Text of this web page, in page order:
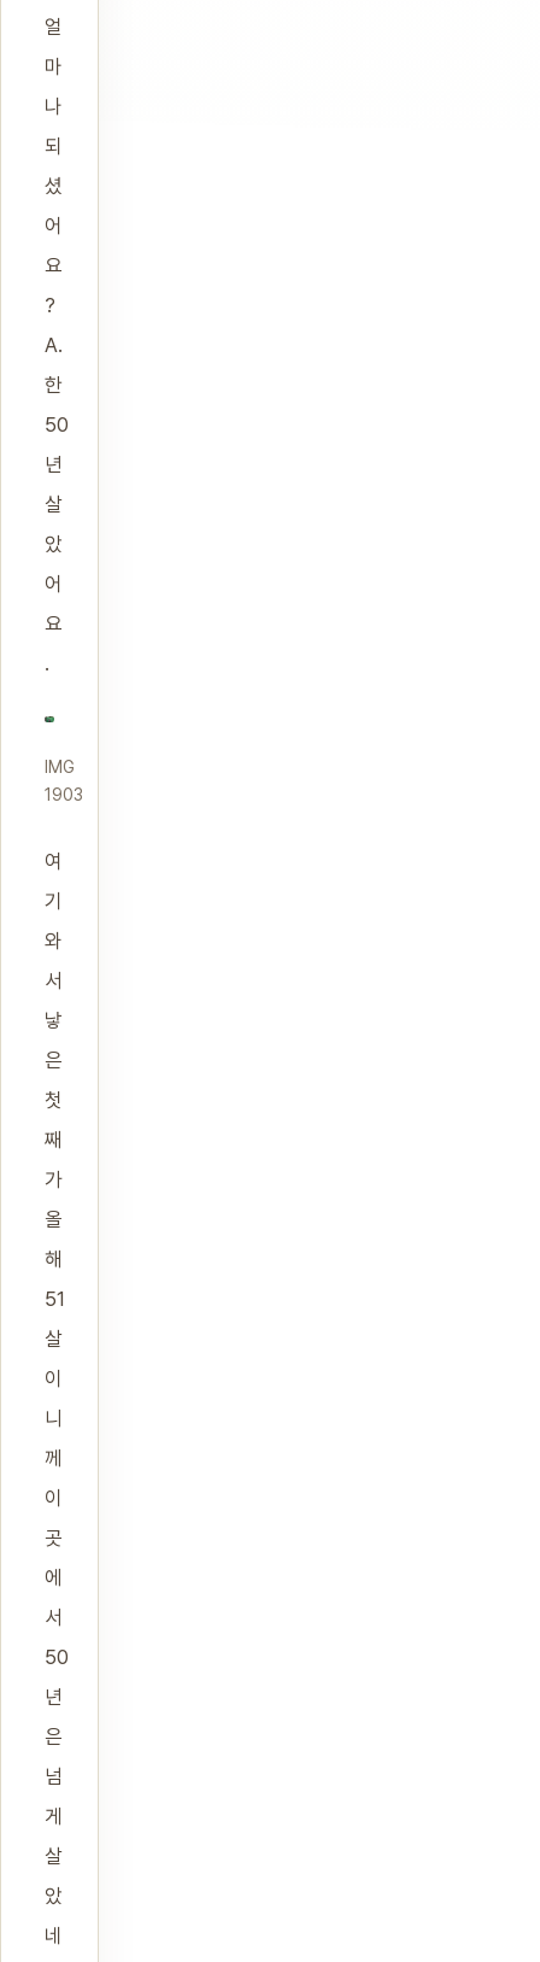
얼
마
나
되
셨
어
요
?
A.
한
50
년
살
았
어
요
.
IMG
1903
여
기
와
서
낳
은
첫
째
가
올
해
51
살
이
니
께
이
곳
에
서
50
년
은
넘
게
살
았
네